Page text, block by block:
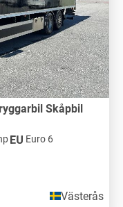
Skåpbil
Euro 6
Västerås